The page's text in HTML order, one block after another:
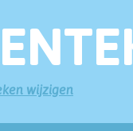
wijzigen